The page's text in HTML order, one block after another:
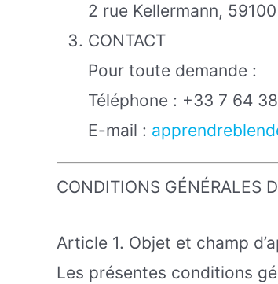
2 rue Kellermann,
CONTACT
Pour toute demande :
Téléphone : +33 7 64
E-mail :
CONDITIONS GÉNÉRALES
Article 1. Objet et champ
Les présentes conditions